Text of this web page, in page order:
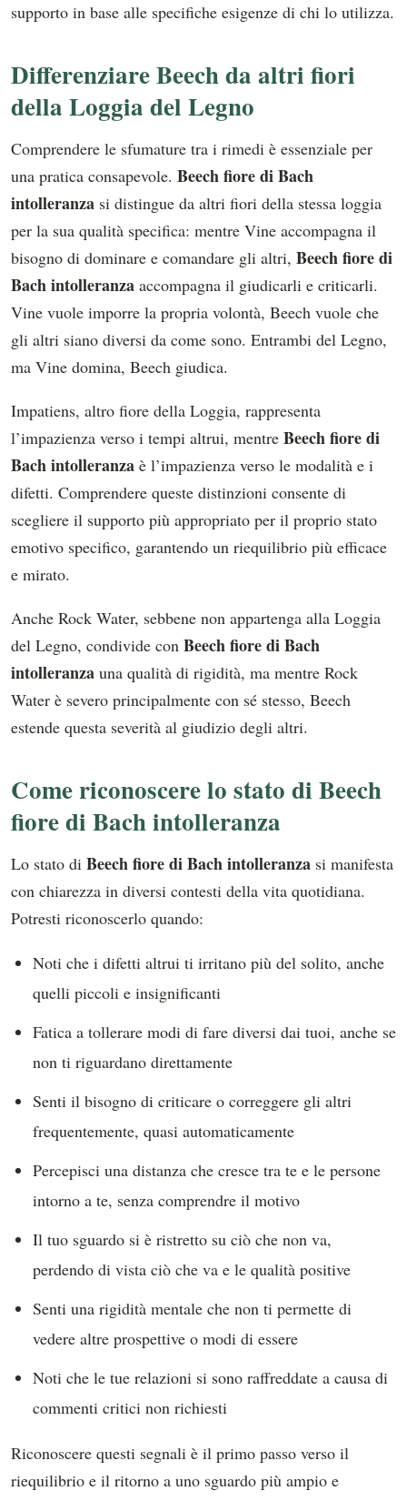
supporto in base alle specifiche esigenze di chi lo utilizza.
Differenziare Beech da altri fiori
della Loggia del Legno
Comprendere le sfumature tra i rimedi è essenziale per
una pratica consapevole. Beech fiore di Bach
intolleranza si distingue da altri fiori della stessa loggia
per la sua qualità specifica: mentre Vine accompagna il
bisogno di dominare e comandare gli altri, Beech fiore di
Bach intolleranza accompagna il giudicarli e criticarli.
Vine vuole imporre la propria volontà, Beech vuole che
gli altri siano diversi da come sono. Entrambi del Legno,
ma Vine domina, Beech giudica.
Impatiens, altro fiore della Loggia, rappresenta
l’impazienza verso i tempi altrui, mentre Beech fiore di
Bach intolleranza è l’impazienza verso le modalità e i
difetti. Comprendere queste distinzioni consente di
scegliere il supporto più appropriato per il proprio stato
emotivo specifico, garantendo un riequilibrio più efficace
e mirato.
Anche Rock Water, sebbene non appartenga alla Loggia
del Legno, condivide con Beech fiore di Bach
intolleranza una qualità di rigidità, ma mentre Rock
Water è severo principalmente con sé stesso, Beech
estende questa severità al giudizio degli altri.
Come riconoscere lo stato di Beech
fiore di Bach intolleranza
Lo stato di Beech fiore di Bach intolleranza si manifesta
con chiarezza in diversi contesti della vita quotidiana.
Potresti riconoscerlo quando:
Noti che i difetti altrui ti irritano più del solito, anche
quelli piccoli e insignificanti
Fatica a tollerare modi di fare diversi dai tuoi, anche se
non ti riguardano direttamente
Senti il bisogno di criticare o correggere gli altri
frequentemente, quasi automaticamente
Percepisci una distanza che cresce tra te e le persone
intorno a te, senza comprendre il motivo
Il tuo sguardo si è ristretto su ciò che non va,
perdendo di vista ciò che va e le qualità positive
Senti una rigidità mentale che non ti permette di
vedere altre prospettive o modi di essere
Noti che le tue relazioni si sono raffreddate a causa di
commenti critici non richiesti
Riconoscere questi segnali è il primo passo verso il
riequilibrio e il ritorno a uno sguardo più ampio e